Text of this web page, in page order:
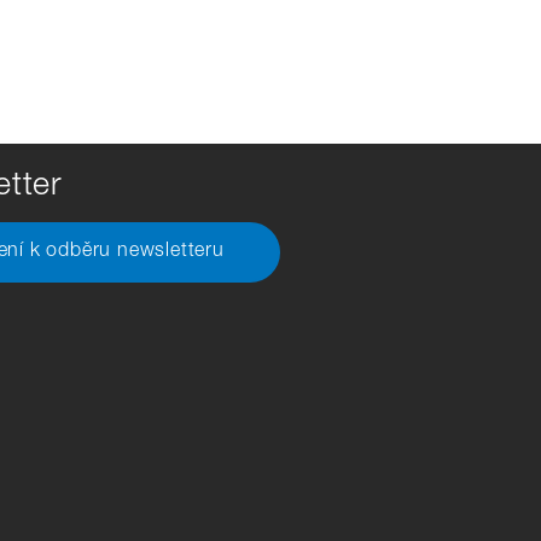
k odběru newsletteru